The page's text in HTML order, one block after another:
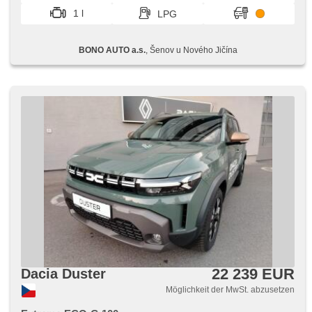
hands free, Android Auto, Apple CarPlay, parkovací senzory
1 l LPG
BONO AUTO a.s., Šenov u Nového Jičína
Dacia Duster 22 239 EUR
Möglichkeit der MwSt. abzusetzen